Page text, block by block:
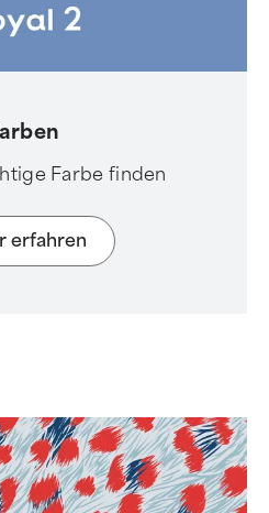
Farbe finden
erfahren